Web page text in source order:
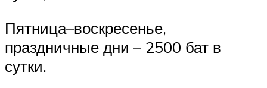
Пятница–воскресенье,
праздничные дни – 2500 бат в
сутки.